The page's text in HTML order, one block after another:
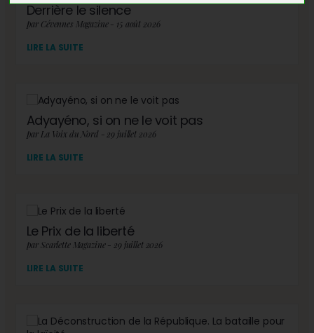
Derrière le silence
par Cévennes Magazine - 15 août 2026
LIRE LA SUITE
Adyayéno, si on ne le voit pas
par La Voix du Nord - 29 juillet 2026
LIRE LA SUITE
Le Prix de la liberté
par Scarlette Magazine - 29 juillet 2026
LIRE LA SUITE